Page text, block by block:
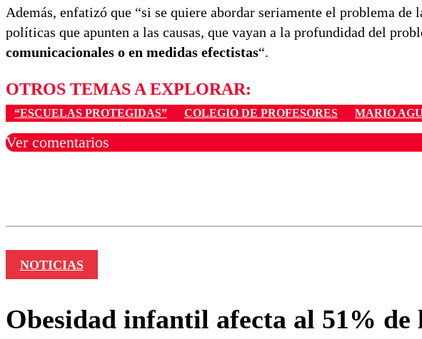
Además, enfatizó que “si se quiere abordar seriamente el problema
políticas que apunten a las causas, que vayan a la profundidad del
comunicacionales o en medidas efectistas“.
OTROS TEMAS A EXPLORAR:
“ESCUELAS PROTEGIDAS” COLEGIO DE PROFESORES MARIO
Ver comentarios
NOTICIAS
Obesidad infantil afecta al 51% de